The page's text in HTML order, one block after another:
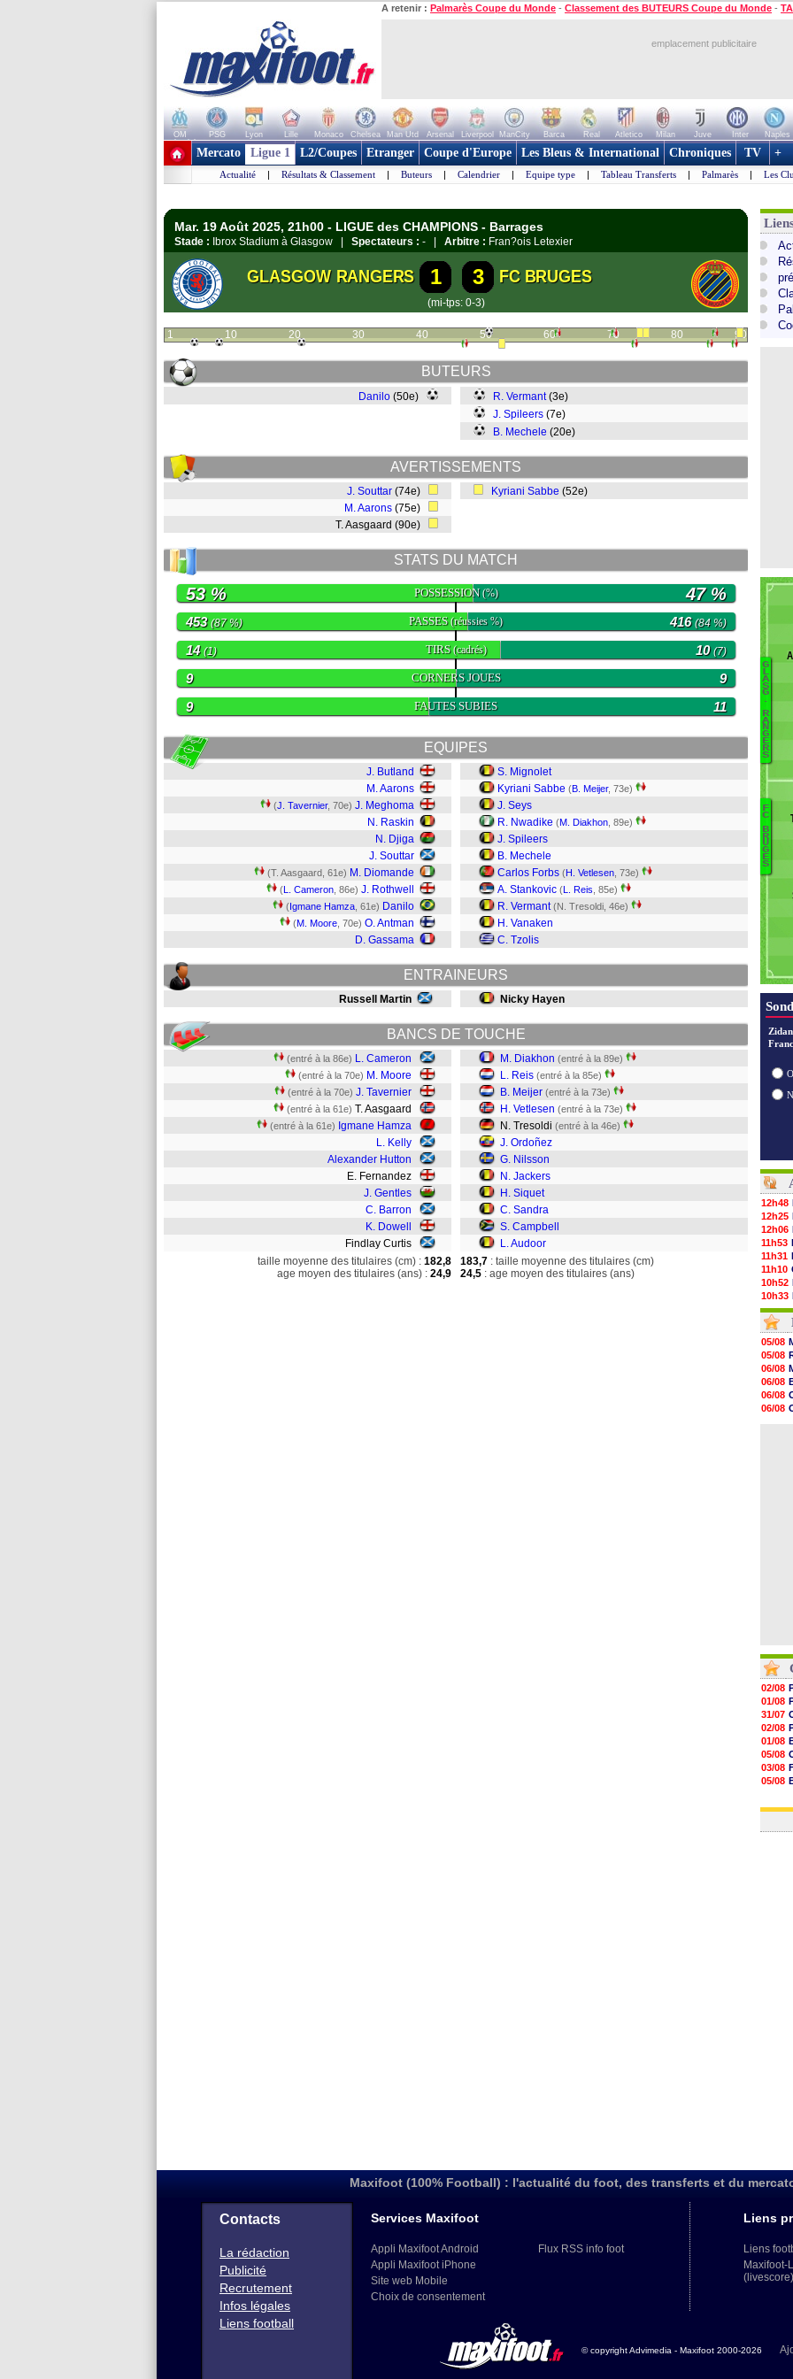
A retenir : Palmarès Coupe du Monde - Classement des BUTEURS Coupe du Monde -
emplacement publicitaire
OM PSG Lyon Lille Monaco Chelsea Man Utd Arsenal Liverpool ManCity Barca Real Atletico Milan Juve Inter Naples
+ de clubs
Mercato Ligue 1 L2/Coupes Etranger Coupe d'Europe Les Bleus & International Chroniques TV +
Actualité | Résultats & Classement | Buteurs | Calendrier | Equipe type | Tableau Transferts | Palmarès | Les
Mar. 19 Août 2025, 21h00 - LIGUE des CHAMPIONS - Barrages
Stade : Ibrox Stadium à Glasgow | Spectateurs : - | Arbitre : Fran?ois Letexier
GLASGOW RANGERS 1 3 FC BRUGES
(mi-tps: 0-3)
1 10 20 30 40 50 60 70 80 90
BUTEURS
Danilo (50e) R. Vermant(3e)
J. Spileers (7e)
B. Mechele (20e)
AVERTISSEMENTS
J. Souttar (74e)
M. Aarons (75e)
T. Aasgaard (90e)
Kyriani Sabbe (52e)
STATS DU MATCH
POSSESSION(%)
53 % 47 %
PASSES(réussies %)
453(87 %) 416(84 %)
TIRS(cadrés)
14 (1) 10(7)
CORNERS JOUES
9 9
FAUTES SUBIES
9 11
EQUIPES
J. Butland
M. Aarons
(J. Tavernier, 70e) J. Meghoma
N. Raskin
N. Djiga
J. Souttar
(T. Aasgaard, 61e) M. Diomande
(L. Cameron , 86e) J. Rothwell
(Igmane Hamza , 61e) Danilo
(M. Moore , 70e) O. Antman
D. Gassama
S. Mignolet
Kyriani Sabbe (B. Meijer, 73e)
J. Seys
R. Nwadike (M. Diakhon , 89e)
J. Spileers
B. Mechele
Carlos Forbs (H. Vetlesen , 73e)
A. Stankovic (L. Reis , 85e)
R. Vermant (N. Tresoldi, 46e)
H. Vanaken
C. Tzolis
ENTRAINEURS
Russell Martin Nicky Hayen
BANCS DE TOUCHE
(entré à la 86e) L. Cameron
(entré à la 70e) M. Moore
(entré à la 70e) J. Tavernier
(entré à la 61e) T. Aasgaard
(entré à la 61e) Igmane Hamza
L. Kelly
Alexander Hutton
E. Fernandez
J. Gentles
C. Barron
K. Dowell
Findlay Curtis
M. Diakhon (entré à la 89e)
L. Reis (entré à la 85e)
B. Meijer (entré à la 73e)
H. Vetlesen (entré à la 73e)
N. Tresoldi (entré à la 46e)
J. Ordoñez
G. Nilsson
N. Jackers
H. Siquet
C. Sandra
S. Campbell
L. Audoor
taille moyenne des titulaires (cm) : 182,8
age moyen des titulaires (ans) : 24,9
183,7 : taille moyenne des titulaires (cm)
24,5 : age moyen des titulaires (ans)
G
L
A
S
G
.
R
A
N
G
E
R
S
F
C
B
R
U
G
E
S
12h48
12h25
12h06
11h53
11h31
11h10
10h52
10h33
10h12
10h09
10h05
09h44
09h24
09h06
08h44
08h22
06/08
05/08
05/08
06/08
06/08
06/08
06/08
02/08
01/08
31/07
02/08
01/08
05/08
03/08
05/08
03/08
Maxifoot (100% Football) : l'actualité du foot, des transferts et du
Contacts
La rédaction
Publicité
Recrutement
Infos légales
Liens football
Services Maxifoot
Appli Maxifoot Android
Appli Maxifoot iPhone
Site web Mobile
Choix de consentement
Flux RSS info foot
Liens
Liens
Maxifoot-
(livescore)
© copyright Advimedia - Maxifoot 2000-2026